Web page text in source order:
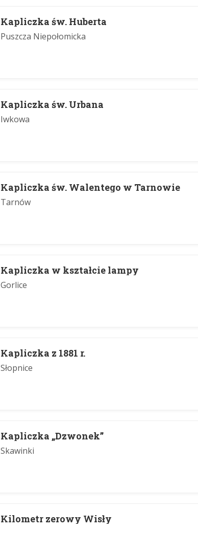
Kapliczka św. Huberta
Puszcza Niepołomicka
Kapliczka św. Urbana
Iwkowa
Kapliczka św. Walentego w Tarnowie
Tarnów
Kapliczka w kształcie lampy
Gorlice
Kapliczka z 1881 r.
Słopnice
Kapliczka „Dzwonek”
Skawinki
Kilometr zerowy Wisły